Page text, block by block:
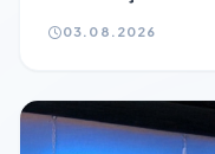
03.08.2026